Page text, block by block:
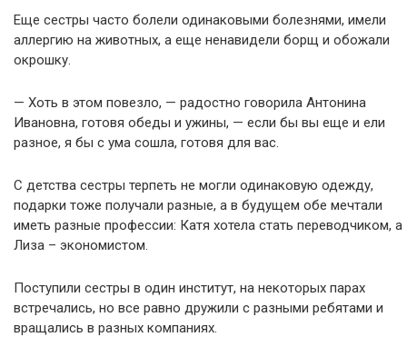
Еще сестры часто болели одинаковыми болезнями, имели
аллергию на животных, а еще ненавидели борщ и обожали
окрошку.
— Хоть в этом повезло, — радостно говорила Антонина
Ивановна, готовя обеды и ужины, — если бы вы еще и ели
разное, я бы с ума сошла, готовя для вас.
С детства сестры терпеть не могли одинаковую одежду,
подарки тоже получали разные, а в будущем обе мечтали
иметь разные профессии: Катя хотела стать переводчиком, а
Лиза – экономистом.
Поступили сестры в один институт, на некоторых парах
встречались, но все равно дружили с разными ребятами и
вращались в разных компаниях.